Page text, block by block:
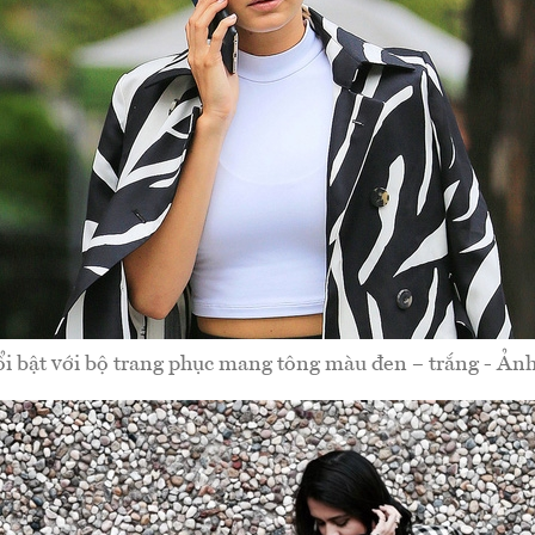
bật với bộ trang phục mang tông màu đen – trắng -